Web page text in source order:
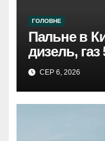
ГОЛОВНЕ
Пальне в
дизель,
СЕР 6, 2026